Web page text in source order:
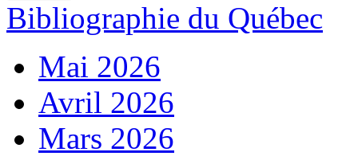
Bibliographie du Québec
Mai 2026
Avril 2026
Mars 2026